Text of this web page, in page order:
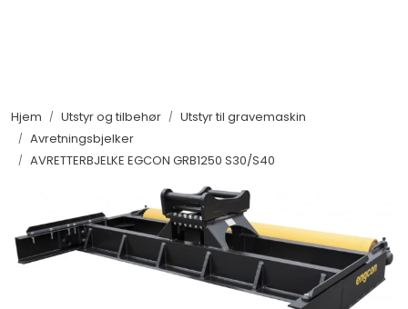
Hjem Utstyr og tilbehør
Utstyr til gravemaskin
Avretningsbjelker
AVRETTERBJELKE EGCON GRB1250 S30/S40
Utstyr og tilbehør
Filter og servicedeler